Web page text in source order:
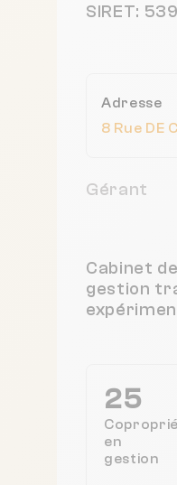
SIRET:
Adresse
8 Rue DE
Gérant
Cabinet
gestion
25
en
gestion